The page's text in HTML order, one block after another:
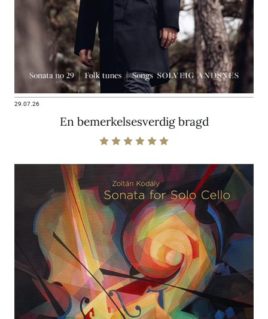
29.07.26
En bemerkelsesverdig bragd